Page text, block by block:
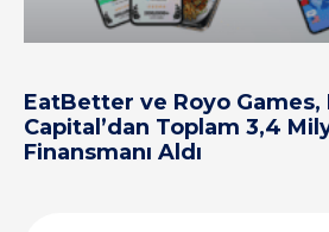
EatBetter ve Royo Games,
Capital’dan Toplam 3,4
Finansmanı Aldı